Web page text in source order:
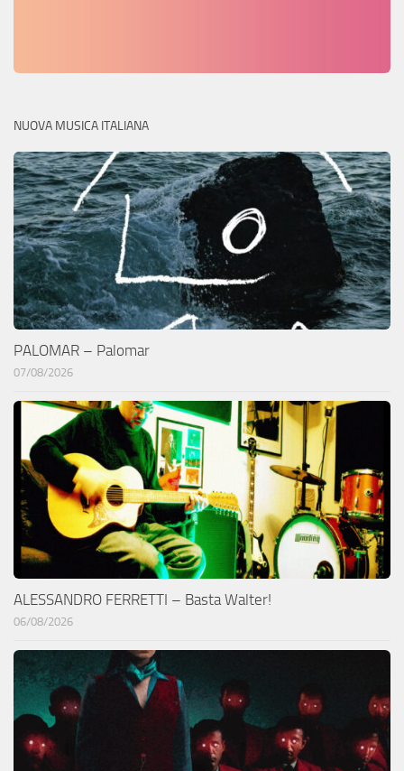
NUOVA MUSICA ITALIANA
PALOMAR – Palomar
07/08/2026
ALESSANDRO FERRETTI – Basta Walter!
06/08/2026